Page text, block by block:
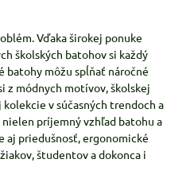
Vďaka širokej ponuke
školských batohov si každý
batohy môžu spĺňať náročné
z módnych motívov, školskej
v súčasných trendoch a
príjemný vzhľad batohu a
aj priedušnosť, ergonomické
študentov a dokonca i